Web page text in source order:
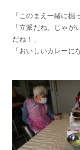
「このまえ一緒に掘
「立派だね。じゃ
だね！」
「おいしいカレーに